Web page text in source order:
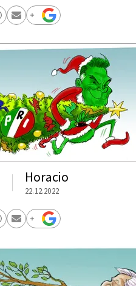
Horacio
22.12.2022